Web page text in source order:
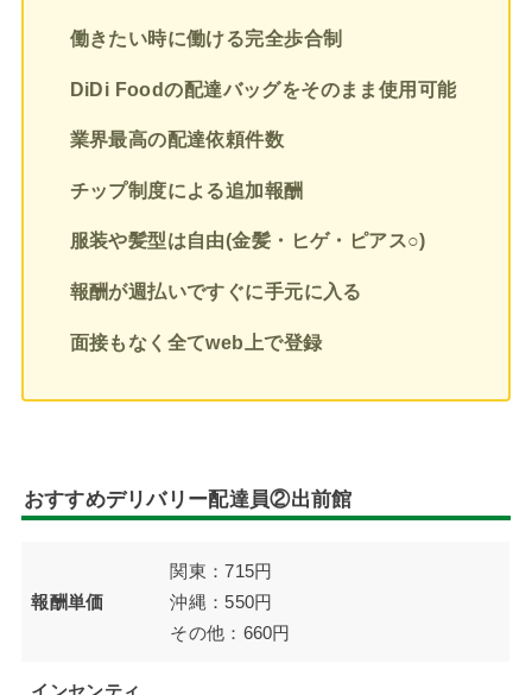
働きたい時に働ける完全歩合制
DiDi Foodの配達バッグをそのまま使用可能
業界最高の配達依頼件数
チップ制度による追加報酬
服装や髪型は自由(金髪・ヒゲ・ピアス○)
報酬が週払いですぐに手元に入る
面接もなく全てweb上で登録
おすすめデリバリー配達員②出前館
報酬単価
関東：715円
沖縄：550円
その他：660円
インセンティ